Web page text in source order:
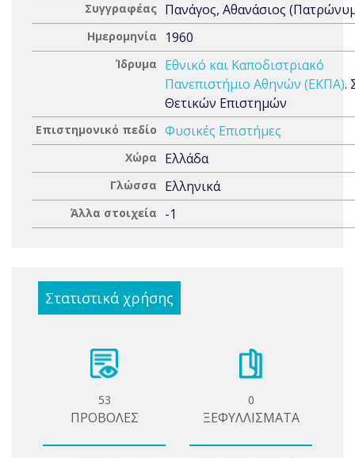
Συγγραφέας Πανάγος, Αθανάσιος
Ημερομηνία 1960
Ίδρυμα
Εθνικό και Καποδιστριακό
Πανεπιστήμιο Αθηνών (ΕΚΠΑ).
Θετικών Επιστημών
Επιστημονικό πεδίο Φυσικές Επιστήμες
Χώρα Ελλάδα
Γλώσσα Ελληνικά
Άλλα στοιχεία -1
Στατιστικά χρήσης
53
ΠΡΟΒΟΛΕΣ
0
ΞΕΦΥΛΛΙΣΜΑΤΑ